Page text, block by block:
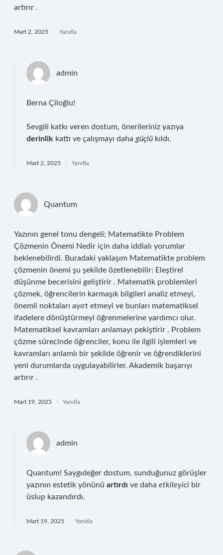
artırır .
Mart 2, 2025 Yanıtla
admin
Berna Çiloğlu!
Sevgili katkı veren dostum, önerileriniz yazıya
derinlik kattı ve çalışmayı daha güçlü kıldı.
Mart 2, 2025 Yanıtla
Quantum
Yazının genel tonu dengeli; Matematikte Problem
Çözmenin Önemi Nedir için daha iddialı yorumlar
beklenebilirdi. Buradaki yaklaşım Matematikte problem
çözmenin önemi şu şekilde özetlenebilir: Eleştirel
düşünme becerisini geliştirir . Matematik problemleri
çözmek, öğrencilerin karmaşık bilgileri analiz etmeyi,
önemli noktaları ayırt etmeyi ve bunları matematiksel
ifadelere dönüştürmeyi öğrenmelerine yardımcı olur.
Matematiksel kavramları anlamayı pekiştirir . Problem
çözme sürecinde öğrenciler, konu ile ilgili işlemleri ve
kavramları anlamlı bir şekilde öğrenir ve öğrendiklerini
yeni durumlarda uygulayabilirler. Akademik başarıyı
artırır .
Mart 19, 2025 Yanıtla
admin
Quantum! Saygıdeğer dostum, sunduğunuz görüşler
yazının estetik yönünü artırdı ve daha etkileyici bir
üslup kazandırdı.
Mart 19, 2025 Yanıtla